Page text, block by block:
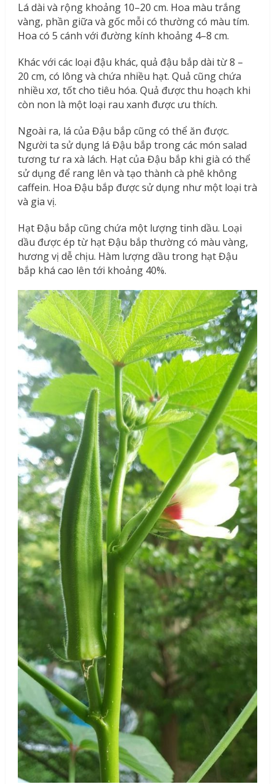
Lá dài và rộng khoảng 10–20 cm. Hoa màu trắng
vàng, phần giữa và gốc mỗi có thường có màu tím.
Hoa có 5 cánh với đường kính khoảng 4–8 cm.
Khác với các loại đậu khác, quả đậu bắp dài từ 8 –
20 cm, có lông và chứa nhiều hạt. Quả cũng chứa
nhiều xơ, tốt cho tiêu hóa. Quả được thu hoạch khi
còn non là một loại rau xanh được ưu thích.
Ngoài ra, lá của Đậu bắp cũng có thể ăn được.
Người ta sử dụng lá Đậu bắp trong các món salad
tương tư ra xà lách. Hạt của Đậu bắp khi già có thể
sử dụng để rang lên và tạo thành cà phê không
caffein. Hoa Đậu bắp được sử dụng như một loại trà
và gia vị.
Hạt Đậu bắp cũng chứa một lượng tinh dầu. Loại
dầu được ép từ hạt Đậu bắp thường có màu vàng,
hương vị dễ chịu. Hàm lượng dầu trong hạt Đậu
bắp khá cao lên tới khoảng 40%.